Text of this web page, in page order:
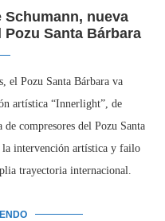
Schumann, nueva
Santa Bárbara
el Pozu Santa Bárbara va
artística “Innerlight”, de
compresores del Pozu Santa
la intervención artística y failo
trayectoria internacional.